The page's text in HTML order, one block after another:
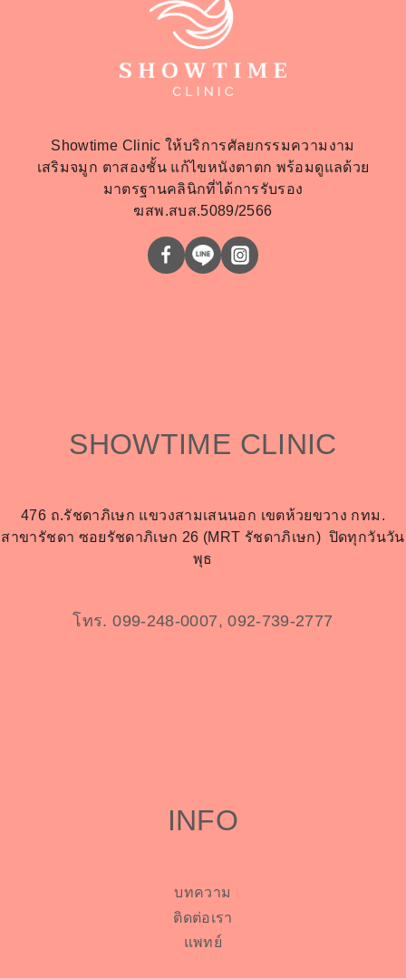
Showtime Clinic ให้บริการศัลยกรรมความงาม
เสริมจมูก ตาสองชั้น แก้ไขหนังตาตก พร้อมดูแลด้วย
มาตรฐานคลินิกที่ได้การรับรอง
ฆสพ.สบส.5089/2566
SHOWTIME CLINIC
476 ถ.รัชดาภิเษก แขวงสามเสนนอก เขตห้วยขวาง กทม.
สาขารัชดา ซอยรัชดาภิเษก 26 (MRT รัชดาภิเษก) ปิดทุกวันวัน
พุธ
โทร. 099-248-0007, 092-739-2777
INFO
บทความ
ติดต่อเรา
แพทย์